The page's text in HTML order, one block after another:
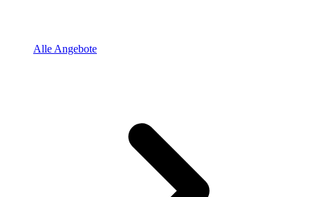
Alle Angebote